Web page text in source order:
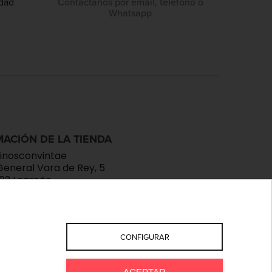
Whatsapp
DE LA TIENDA
Vara de Rey, 5
Logroño
CONFIGURAR